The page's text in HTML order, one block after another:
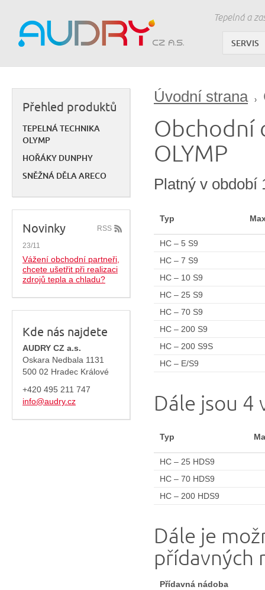
Tepelná a
SERVIS
Úvodní strana
Obchodní
OLYMP
Platný v období
Typ
HC – 5 S9
HC – 7 S9
HC – 10 S9
HC – 25 S9
HC – 70 S9
HC – 200 S9
HC – 200 S9S
HC – E/S9
Dále jsou 4
Typ
HC – 25 HDS9
HC – 70 HDS9
HC – 200 HDS9
Dále je
přídavných
Přídavná nádoba
Přehled produktů
TEPELNÁ TECHNIKA
OLYMP
HOŘÁKY DUNPHY
SNĚŽNÁ DĚLA ARECO
RSS
Novinky
23/11
Vážení obchodní partneři,
chcete ušetřit při realizaci
zdrojů tepla a chladu?
Kde nás najdete
AUDRY CZ a.s.
Oskara Nedbala 1131
500 02 Hradec Králové
+420 495 211 747
info@audry.cz